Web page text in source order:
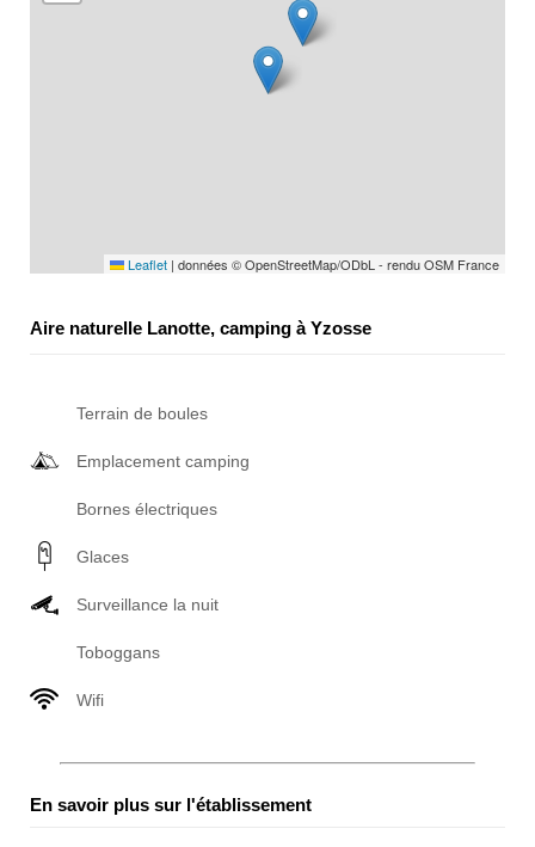
Leaflet | données © OpenStreetMap/ODbL - rendu OSM France
Aire naturelle Lanotte, camping à Yzosse
Terrain de boules
Emplacement camping
Bornes électriques
Glaces
Surveillance la nuit
Toboggans
Wifi
En savoir plus sur l'établissement